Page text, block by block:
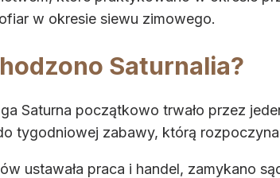
w okresie siewu zimowego.
Saturnalia?
Saturna początkowo trwało przez
tygodniowej zabawy, którą
ustawała praca i handel, zamykano